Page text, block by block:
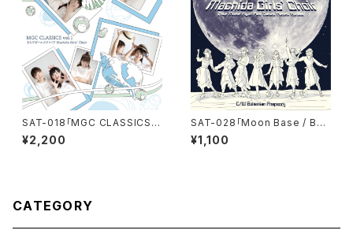
SAT-018「MGC CLASSICS v
ol.1」まちだガールズクワイア
¥2,200
SAT-028「Moon Base / Boh
emian Rhapsody」まちだガー
ルズ・クワイア
¥1,100
CATEGORY